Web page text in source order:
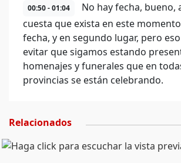
00:50 - 01:04
No hay fecha, bueno,
cuesta que exista en este
fecha, y en segundo lugar, pero
evitar que sigamos estando
homenajes y funerales que en
provincias se están celebrando.
Relacionados